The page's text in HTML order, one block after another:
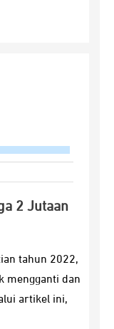
2 Jutaan
tahun 2022,
mengganti dan
artikel ini,